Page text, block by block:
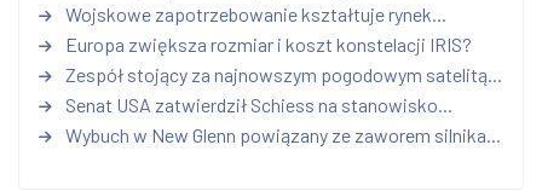
Wojskowe zapotrzebowanie kształtuje rynek...
Europa zwiększa rozmiar i koszt konstelacji IRIS?
Zespół stojący za najnowszym pogodowym satelitą...
Senat USA zatwierdził Schiess na stanowisko...
Wybuch w New Glenn powiązany ze zaworem silnika...